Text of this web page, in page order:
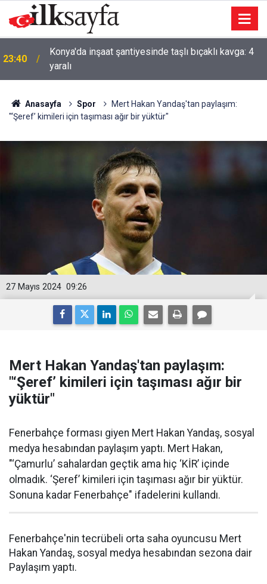
23:09
AK Parti'li Zorlu: Türk Dünyası Düşünce ve Araştırma
Merkezi’ni Keçiören’de kurma kararı aldık
Anasayfa Spor
Mert Hakan Yandaş'tan paylaşım:
"‘Şeref’ kimileri için taşıması ağır bir yüktür"
09:26
27 Mayıs 2024
Mert Hakan Yandaş'tan paylaşım:
"‘Şeref’ kimileri için taşıması ağır bir
yüktür"
Fenerbahçe forması giyen Mert Hakan Yandaş, sosyal
medya hesabından paylaşım yaptı. Mert Hakan,
"‘Çamurlu’ sahalardan geçtik ama hiç ‘KİR’ içinde
olmadık. ‘Şeref’ kimileri için taşıması ağır bir yüktür.
Sonuna kadar Fenerbahçe" ifadelerini kullandı.
Fenerbahçe'nin tecrübeli orta saha oyuncusu Mert
Hakan Yandaş, sosyal medya hesabından sezona dair
Paylaşım yaptı.